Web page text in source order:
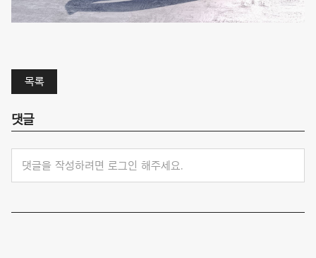
목록
댓글
댓글을 작성하려면 로그인 해주세요.